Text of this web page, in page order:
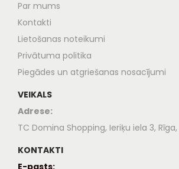
Par mums
Kontakti
Lietošanas noteikumi
Privātuma politika
Piegādes un atgriešanas nosacījumi
VEIKALS
Adrese:
TC Domina Shopping, Ieriķu iela 3,
KONTAKTI
E-pasts: